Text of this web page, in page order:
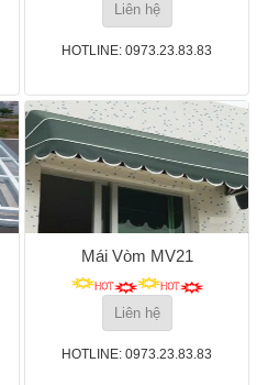
Liên hệ
HOTLINE: 0973.23.83.83
Mái Vòm MV21
Liên hệ
HOTLINE: 0973.23.83.83